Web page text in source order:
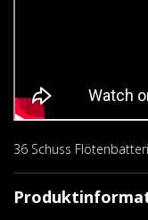
36 Schuss